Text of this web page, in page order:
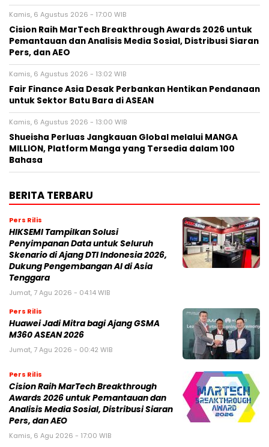
Kamis, 6 Agustus 2026 - 17:00 WIB
Cision Raih MarTech Breakthrough Awards 2026 untuk
Pemantauan dan Analisis Media Sosial, Distribusi Siaran
Pers, dan AEO
Kamis, 6 Agustus 2026 - 13:02 WIB
Fair Finance Asia Desak Perbankan Hentikan Pendanaan
untuk Sektor Batu Bara di ASEAN
Kamis, 6 Agustus 2026 - 13:00 WIB
Shueisha Perluas Jangkauan Global melalui MANGA
MILLION, Platform Manga yang Tersedia dalam 100
Bahasa
BERITA TERBARU
Pers Rilis
HIKSEMI Tampilkan Solusi
Penyimpanan Data untuk Seluruh
Skenario di Ajang DTI Indonesia 2026,
Dukung Pengembangan AI di Asia
Tenggara
Jumat, 7 Agu 2026 - 04:14 WIB
Pers Rilis
Huawei Jadi Mitra bagi Ajang GSMA
M360 ASEAN 2026
Jumat, 7 Agu 2026 - 00:42 WIB
Pers Rilis
Cision Raih MarTech Breakthrough
Awards 2026 untuk Pemantauan dan
Analisis Media Sosial, Distribusi Siaran
Pers, dan AEO
Kamis, 6 Agu 2026 - 17:00 WIB